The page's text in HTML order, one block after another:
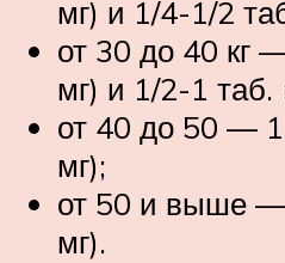
мг) и 1/4-1/2
от 30 до 40 кг
мг) и 1/2-1 таб.
от 40 до 50 — 1
мг);
от 50 и выше
мг).